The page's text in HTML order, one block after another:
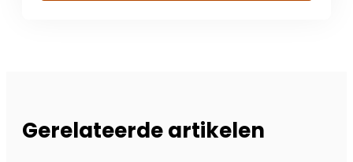
Gerelateerde artikelen